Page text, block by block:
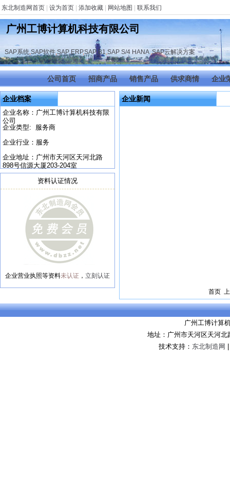
东北制造网首页 设为首页 添加收藏 网站地图 联系我们
广州工博计算机科技有限公司
SAP系统,SAP软件,SAP ERP,SAP B1,SAP S/4 HANA,SAP云解决方案
公司首页 招商产品 销售产品 供求商情 企业
企业档案
企业名称：广州工博计算机科技有限
公司
企业类型: 服务商
企业行业：服务
企业地址：广州市天河区天河北路
898号信源大厦203-204室
资料认证情况
企业营业执照等资料未认证 ， 立刻认证
企业新闻
首页
广州工博计算
地址：广州市天河区天河北
技术支持： 东北制造网